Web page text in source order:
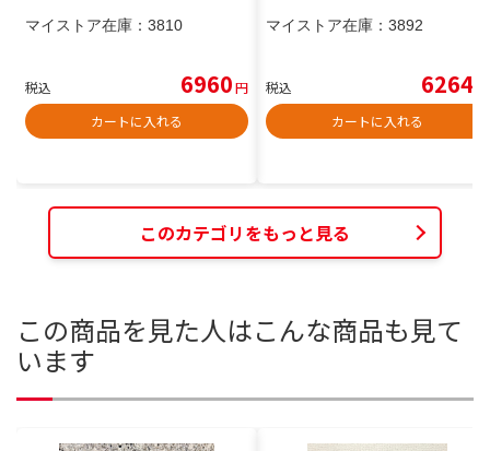
マイストア在庫： 3810
税込 6960円
カートに入れる
マイストア在庫： 3892
税込 6264
カートに入れる
このカテゴリをもっと見る
この商品を見た人はこんな商品も見て
います